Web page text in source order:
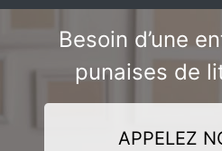
Besoin d’une
punaises de
APPELEZ